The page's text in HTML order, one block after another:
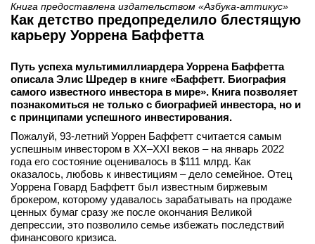
Книга предоставлена издательством «Азбука-аттикус»
Как детство предопределило блестящую
карьеру Уоррена Баффетта
Путь успеха мультимиллиардера Уоррена Баффетта
описала Элис Шредер в книге «Баффетт. Биография
самого известного инвестора в мире». Книга позволяет
познакомиться не только с биографией инвестора, но и
с принципами успешного инвестирования.
Пожалуй, 93-летний Уоррен Баффетт считается самым
успешным инвестором в XX–XXI веков – на январь 2022
года его состояние оценивалось в $111 млрд. Как
оказалось, любовь к инвестициям – дело семейное. Отец
Уоррена Говард Баффетт был известным биржевым
брокером, которому удавалось зарабатывать на продаже
ценных бумаг сразу же после окончания Великой
депрессии, это позволило семье избежать последствий
финансового кризиса.